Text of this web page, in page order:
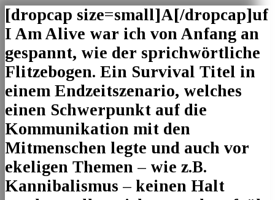
[dropcap size=small]A[/dropcap]uf
I Am Alive war ich von Anfang an
gespannt, wie der sprichwörtliche
Flitzebogen. Ein Survival Titel in
einem Endzeitszenario, welches
einen Schwerpunkt auf die
Kommunikation mit den
Mitmenschen legte und auch vor
ekeligen Themen – wie z.B.
Kannibalismus – keinen Halt